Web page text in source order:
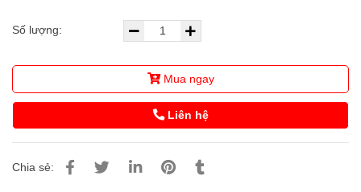
Số lượng:
Mua ngay
Liên hệ
Chia sẻ: